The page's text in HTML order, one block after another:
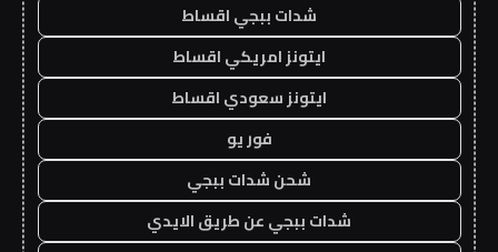
شدات ببجي اقساط
ايتونز امريكي اقساط
ايتونز سعودي اقساط
فور يو
شحن شدات ببجي
شدات ببجي عن طريق الايدي